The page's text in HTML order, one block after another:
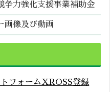
争力強化支援事業補助金
画像及び動画
フォームXROSS登録